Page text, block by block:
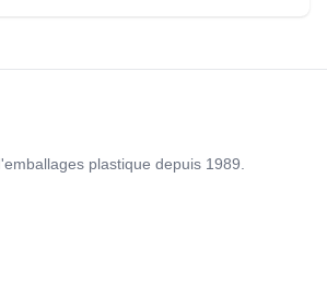
plastique depuis 1989.